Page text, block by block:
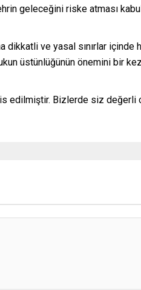
geleceğini riske atması
dikkatli ve yasal sınırlar
üstünlüğünün önemini bir
edilmiştir. Bizlerde siz değerli